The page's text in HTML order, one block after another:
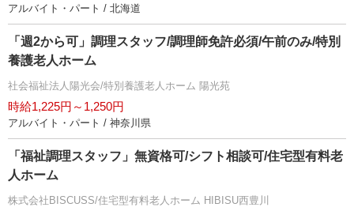
アルバイト・パート / 北海道
「週2から可」調理スタッフ/調理師免許必須/午前のみ/特別
養護老人ホーム
社会福祉法人陽光会/特別養護老人ホーム 陽光苑
時給1,225円～1,250円
アルバイト・パート / 神奈川県
「福祉調理スタッフ」無資格可/シフト相談可/住宅型有料老
人ホーム
株式会社BISCUSS/住宅型有料老人ホーム HIBISU西豊川